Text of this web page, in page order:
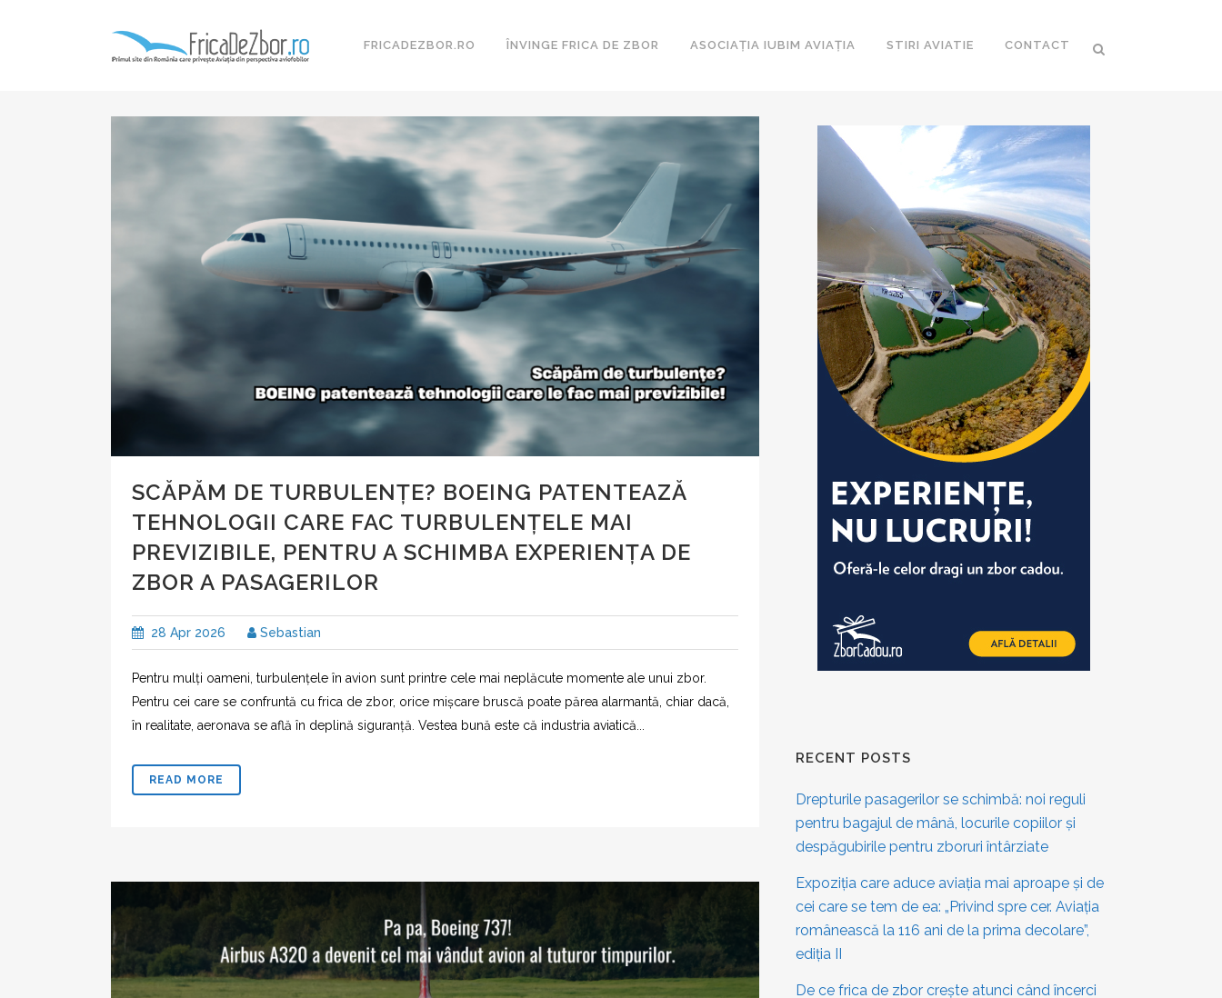
FRICADEZBOR.RO ÎNVINGE FRICA DE ZBOR ASOCIAȚIA IUBIM AVIAȚIA STIRI AVIATIE CONTACT
SCĂPĂM DE TURBULENȚE? BOEING PATENTEAZĂ
TEHNOLOGII CARE FAC TURBULENȚELE MAI
PREVIZIBILE, PENTRU A SCHIMBA EXPERIENȚA DE
ZBOR A PASAGERILOR
28 Apr 2026 Sebastian
Pentru mulți oameni, turbulențele în avion sunt printre cele mai neplăcute momente ale unui zbor.
Pentru cei care se confruntă cu frica de zbor, orice mișcare bruscă poate părea alarmantă, chiar dacă,
în realitate, aeronava se află în deplină siguranță. Vestea bună este că industria aviatică...
READ MORE
RECENT POSTS
Drepturile pasagerilor se schimbă: noi reguli
pentru bagajul de mână, locurile copiilor și
despăgubirile pentru zboruri întârziate
Expoziția care aduce aviația mai aproape și de
cei care se tem de ea: „Privind spre cer. Aviația
românească la 116 ani de la prima decolare”,
ediția II
De ce frica de zbor crește atunci când încerci